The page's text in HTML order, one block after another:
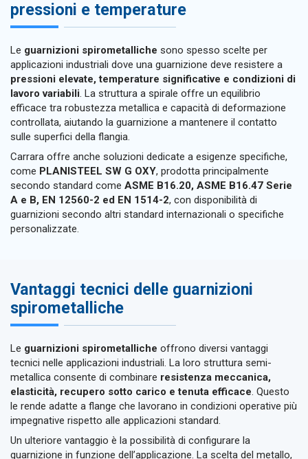
pressioni e temperature
Le guarnizioni spirometalliche sono spesso scelte per
applicazioni industriali dove una guarnizione deve resistere a
pressioni elevate, temperature significative e condizioni di
lavoro variabili. La struttura a spirale offre un equilibrio
efficace tra robustezza metallica e capacità di deformazione
controllata, aiutando la guarnizione a mantenere il contatto
sulle superfici della flangia.
Carrara offre anche soluzioni dedicate a esigenze specifiche,
come PLANISTEEL SW G OXY, prodotta principalmente
secondo standard come ASME B16.20, ASME B16.47 Serie
A e B, EN 12560-2 ed EN 1514-2, con disponibilità di
guarnizioni secondo altri standard internazionali o specifiche
personalizzate.
Vantaggi tecnici delle guarnizioni
spirometalliche
Le guarnizioni spirometalliche offrono diversi vantaggi
tecnici nelle applicazioni industriali. La loro struttura semi-
metallica consente di combinare resistenza meccanica,
elasticità, recupero sotto carico e tenuta efficace. Questo
le rende adatte a flange che lavorano in condizioni operative più
impegnative rispetto alle applicazioni standard.
Un ulteriore vantaggio è la possibilità di configurare la
guarnizione in funzione dell’applicazione. La scelta del metallo,